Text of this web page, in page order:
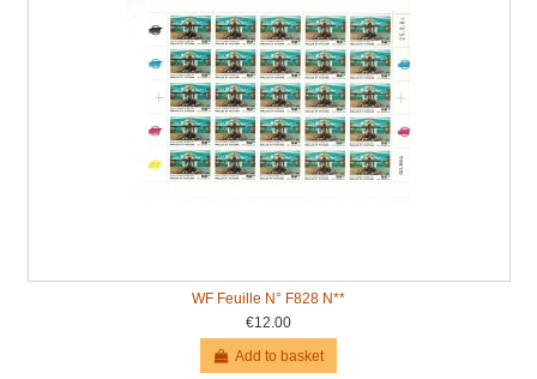
WF Feuille N° F828 N**
€12.00
Add to basket